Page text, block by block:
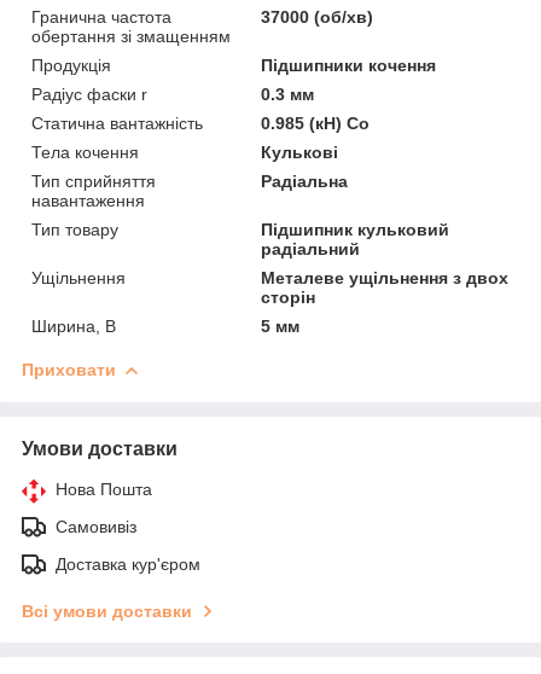
Гранична частота
обертання зі змащенням
37000 (об/хв)
Продукція
Підшипники кочення
Радіус фаски r
0.3 мм
Статична вантажність
0.985 (кН) Co
Тела кочення
Кулькові
Тип сприйняття
навантаження
Радіальна
Тип товару
Підшипник кульковий
радіальний
Ущільнення
Металеве ущільнення з двох
сторін
Ширина, B
5 мм
Приховати
Умови доставки
Нова Пошта
Самовивіз
Доставка кур'єром
Всі умови доставки